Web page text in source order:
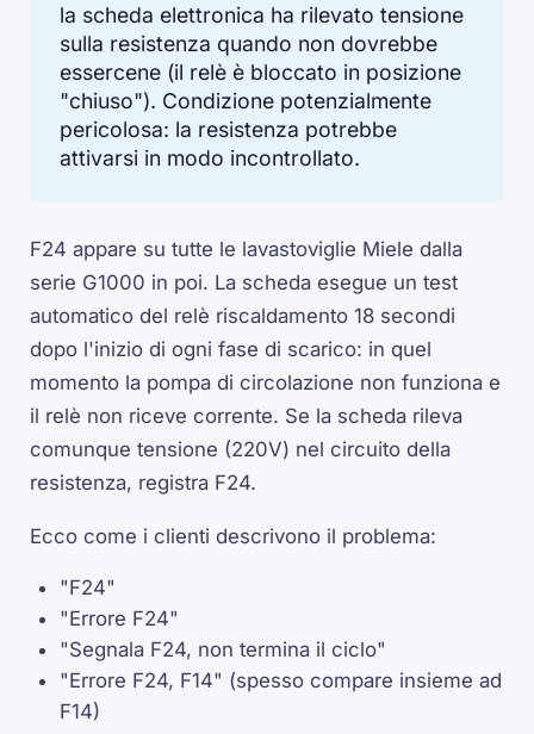
la scheda elettronica ha rilevato tensione
sulla resistenza quando non dovrebbe
essercene (il relè è bloccato in posizione
"chiuso"). Condizione potenzialmente
pericolosa: la resistenza potrebbe
attivarsi in modo incontrollato.
F24 appare su tutte le lavastoviglie Miele dalla
serie G1000 in poi. La scheda esegue un test
automatico del relè riscaldamento 18 secondi
dopo l'inizio di ogni fase di scarico: in quel
momento la pompa di circolazione non funziona e
il relè non riceve corrente. Se la scheda rileva
comunque tensione (220V) nel circuito della
resistenza, registra F24.
Ecco come i clienti descrivono il problema:
"F24"
"Errore F24"
"Segnala F24, non termina il ciclo"
"Errore F24, F14" (spesso compare insieme ad
F14)